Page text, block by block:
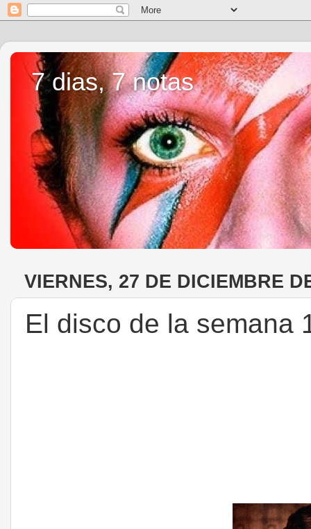
7 dias, 7 notas
VIERNES, 27 DE DICIEMBRE
El disco de la semana